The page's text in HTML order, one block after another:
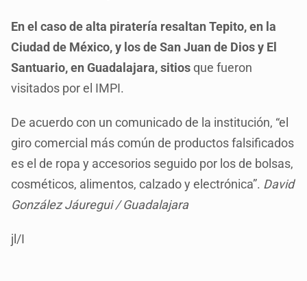
En el caso de alta piratería resaltan Tepito, en la
Ciudad de México, y los de San Juan de Dios y El
Santuario, en Guadalajara, sitiosque fueron
visitados por el IMPI.
De acuerdo con un comunicado de la institución, “el
giro comercial más común de productos falsificados
es el de ropa y accesorios seguido por los de bolsas,
cosméticos, alimentos, calzado y electrónica”. David
González Jáuregui / Guadalajara
jl/I